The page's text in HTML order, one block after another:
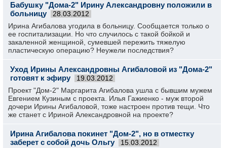
Бабушку "Дома-2" Ирину Александровну положили в
больницу
28.03.2012
Ирина Агибалова угодила в больницу. Сообщается только о
ее госпитализации. Но что случилось с такой бойкой и
закаленной женщиной, сумевшей пережить тяжелую
пластическую операцию? Неужели последствия?
Уход Ирины Александровны Агибаловой из "Дома-2"
готовят к эфиру
19.03.2012
Проект "Дом-2" Маргарита Агибалова ушла с бывшим мужем
Евгением Кузиным с проекта. Илья Гажиенко - муж второй
дочери Ирины Агибаловой, тоже настроен против тещи. Что
же станет с Ириной Александровной на проекте?
Ирина Агибалова покинет "Дом-2", но в отместку
заберет с собой дочь Ольгу
15.03.2012